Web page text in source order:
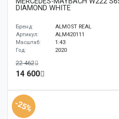
DIAMOND WHITE
Бренд:
ALMOST REAL
Артикул:
ALM420111
Масштаб:
1:43
Год:
2020
22 462
14 600
-25%